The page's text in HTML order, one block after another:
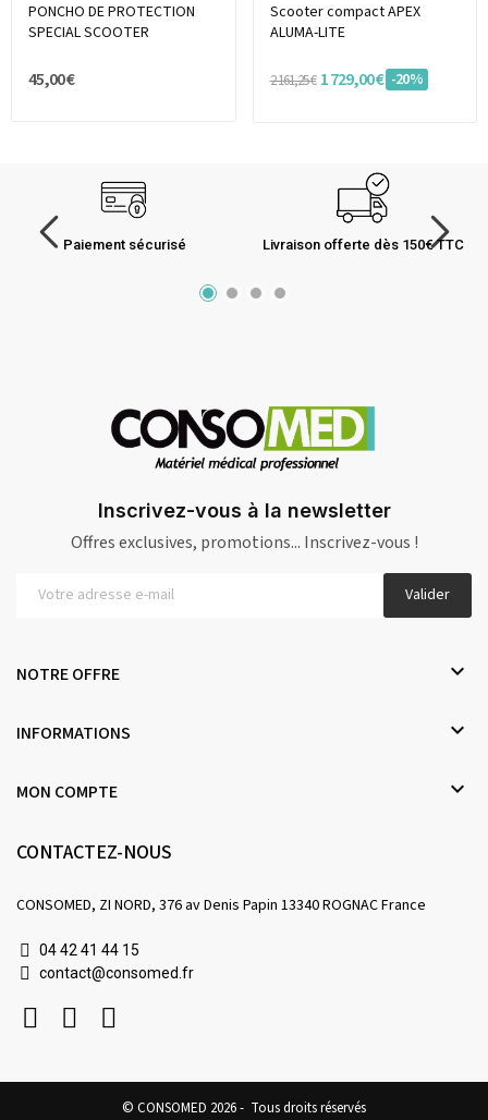
PONCHO DE PROTECTION
SPECIAL SCOOTER
45,00 €
Scooter compact APEX
ALUMA-LITE
2 161,25 € 1 729,00 € -20%
Paiement sécurisé Livraison offerte dès 150€ TTC
Inscrivez-vous à la newsletter
Offres exclusives, promotions... Inscrivez-vous !
Valider
NOTRE OFFRE 
INFORMATIONS 
MON COMPTE 
CONTACTEZ-NOUS
CONSOMED, ZI NORD, 376 av Denis Papin 13340 ROGNAC France
04 42 41 44 15
contact@consomed.fr
© CONSOMED 2026 - Tous droits réservés